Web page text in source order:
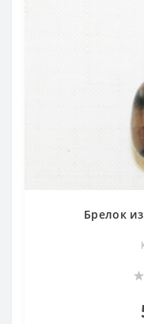
Брелок